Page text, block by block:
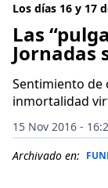
Los días 16 y 17
Las
Jornadas
Sentimiento de
inmortalidad
15 Nov 2016 -
Archivado en: